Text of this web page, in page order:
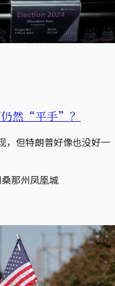
仍然“平手”？
，但特朗普好像也没好一
那州凤凰城